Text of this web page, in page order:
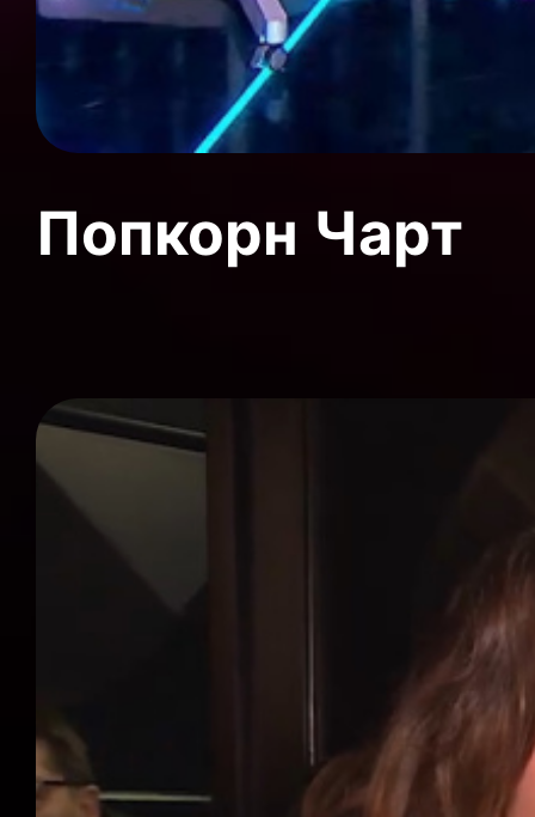
Попкорн Чарт